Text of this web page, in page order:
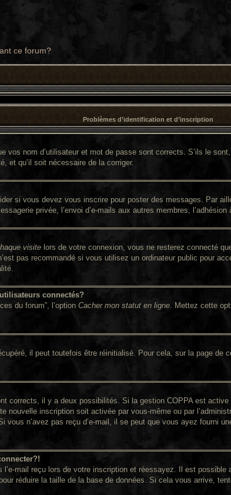
ce forum?
Problèmes d’identification et d’inscription
vos nom d’utilisateur et mot de passe sont corrects. S’ils le
et qu’il soit nécessaire de la corriger.
si vous devez vous inscrire pour poster des messages. Par
privée, l’envoi d’e-mails aux autres membres,
visite lors de votre connexion, vous ne resterez connecté
pas recommandé si vous utilisez un ordinateur public pour
connectés?
du forum”, l’option Cacher mon statut en ligne. Mettez cette
il peut toutefois être réinitialisé. Pour cela, sur la page de
corrects, il y a deux possibilités. Si la gestion COPPA est
inscription soit activée par vous-même ou par
n’avez pas reçu d’e-mail, il se peut que vous ayez fourni
mail reçu lors de votre inscription et réessayez. Il est
réduire la taille de la base de données. Si cela vous arrive,